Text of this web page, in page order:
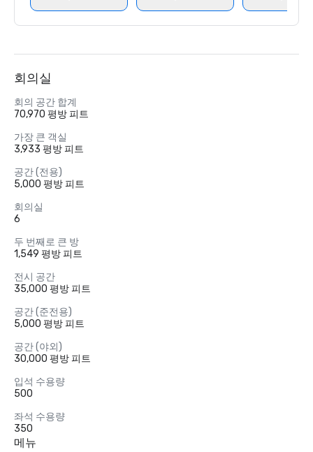
회의실
회의 공간 합계
70,970 평방 피트
가장 큰 객실
3,933 평방 피트
공간 (전용)
5,000 평방 피트
회의실
6
두 번째로 큰 방
1,549 평방 피트
전시 공간
35,000 평방 피트
공간 (준전용)
5,000 평방 피트
공간 (야외)
30,000 평방 피트
입석 수용량
500
좌석 수용량
350
메뉴